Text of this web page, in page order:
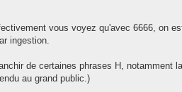
vous voyez qu'avec 6666, on
ingestion.
de certaines phrases H, notamment la
au grand public.)